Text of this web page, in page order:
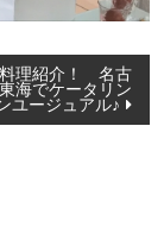
理紹介！ 名古
海でケータリン
ユージュアル♪